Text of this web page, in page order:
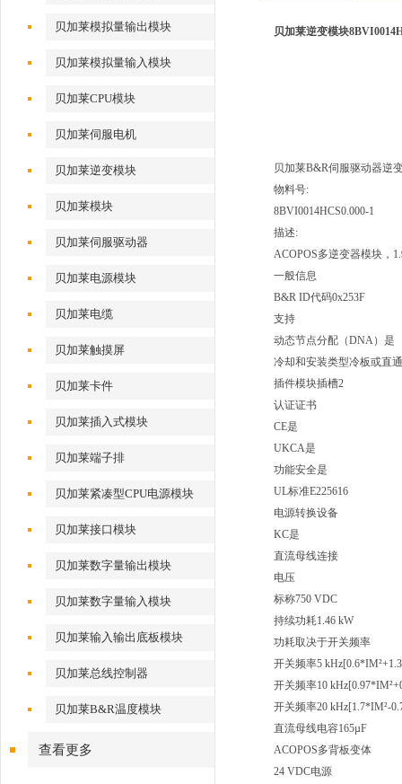
贝加莱模拟量输出模块
贝加莱模拟量输入模块
贝加莱CPU模块
贝加莱伺服电机
贝加莱逆变模块
贝加莱模块
贝加莱伺服驱动器
贝加莱电源模块
贝加莱电缆
贝加莱触摸屏
贝加莱卡件
贝加莱插入式模块
贝加莱端子排
贝加莱紧凑型CPU电源模块
贝加莱接口模块
贝加莱数字量输出模块
贝加莱数字量输入模块
贝加莱输入输出底板模块
贝加莱总线控制器
贝加莱B&R温度模块
查看更多
贝加莱逆变模块
贝加莱B&R伺服驱动器逆
物料号:
8BVI0014HCS0.000-1
描述:
ACOPOS多逆变器模块，
一般信息
B&R ID代码0x253F
支持
动态节点分配（DNA）是
冷却和安装类型冷板或直
插件模块插槽2
认证证书
CE是
UKCA是
功能安全是
UL标准E225616
电源转换设备
KC是
直流母线连接
电压
标称750 VDC
持续功耗1.46 kW
功耗取决于开关频率
开关频率5
开关频率10
开关频率20 kHz[1.7*IM²-
直流母线电容165µF
ACOPOS多背板变体
24 VDC电源